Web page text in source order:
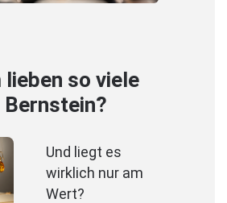
lieben so viele
Bernstein?
Und liegt es
wirklich nur am
Wert?